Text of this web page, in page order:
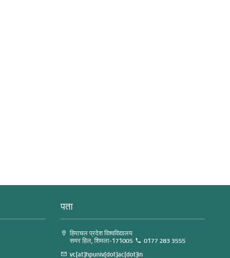
पता
हिमाचल प्रदेश विश्वविद्यालय
समर हिल, शिमला-171005
0177 283 3555
vc[at]hpuniv[dot]ac[dot]in